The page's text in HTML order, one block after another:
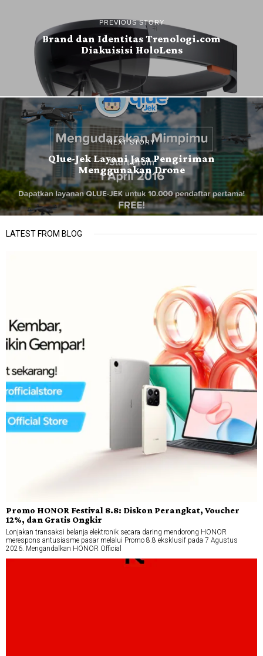
PREVIOUS STORY
Brand dan Identitas Trenologi.com
Diakuisisi HoloLens
NEXT STORY
Qlue-Jek Layani Jasa Pengiriman
Menggunakan Drone
LATEST FROM BLOG
Promo HONOR Festival 8.8: Diskon Perangkat, Voucher
12%, dan Gratis Ongkir
Lonjakan transaksi belanja elektronik secara daring mendorong HONOR
merespons antusiasme pasar melalui Promo 8.8 eksklusif pada 7 Agustus
2026. Mengandalkan HONOR Official